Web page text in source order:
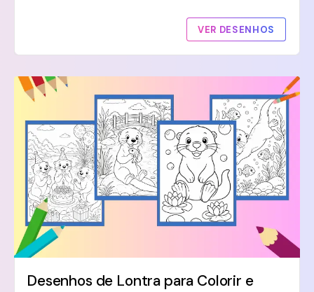
VER DESENHOS
Desenhos de Lontra para Colorir e